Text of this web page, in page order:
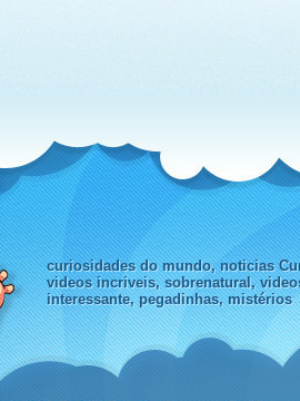
curiosidades do mundo, noticias
videos incriveis, sobrenatural,
interessante, pegadinhas, mistérios